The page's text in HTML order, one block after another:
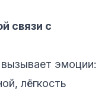
связи с
эмоции:
лёгкость